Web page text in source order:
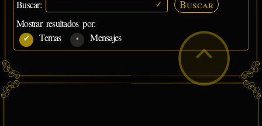
Buscar: Buscar
Mostrar resultados por:
Temas
Mensajes